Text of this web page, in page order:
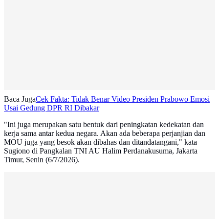
Baca JugaCek Fakta: Tidak Benar Video Presiden Prabowo Emosi
Usai Gedung DPR RI Dibakar
"Ini juga merupakan satu bentuk dari peningkatan kedekatan dan
kerja sama antar kedua negara. Akan ada beberapa perjanjian dan
MOU juga yang besok akan dibahas dan ditandatangani," kata
Sugiono di Pangkalan TNI AU Halim Perdanakusuma, Jakarta
Timur, Senin (6/7/2026).